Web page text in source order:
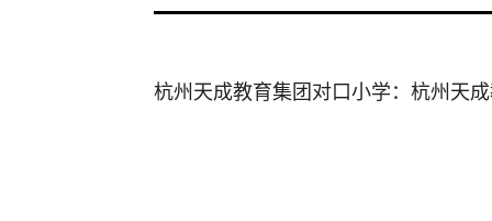
杭州天成教育集团对口小学：杭州天